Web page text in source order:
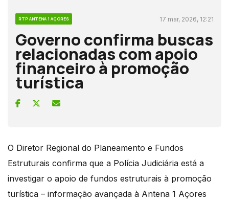
RTP ANTENA 1 AÇORES 17 mar, 2026, 12:21
Governo confirma buscas
relacionadas com apoio
financeiro à promoção
turística
O Diretor Regional do Planeamento e Fundos
Estruturais confirma que a Polícia Judiciária está a
investigar o apoio de fundos estruturais à promoção
turística – informação avançada à Antena 1 Açores